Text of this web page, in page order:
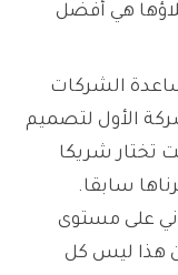
هي أفضل
الشركات
الأول لتصميم
تختار شريكا
سابقا.
على مستوى
هذا ليس كل